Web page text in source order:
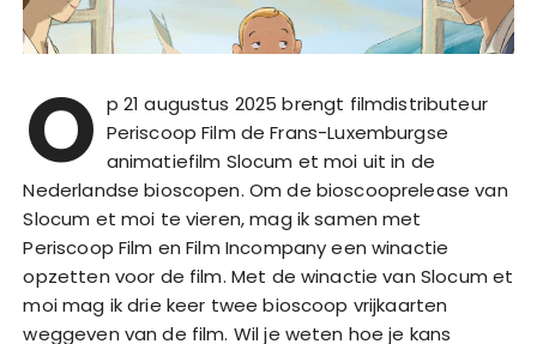
O p 21 augustus 2025 brengt filmdistributeur
Periscoop Film de Frans-Luxemburgse
animatiefilm Slocum et moi uit in de
Nederlandse bioscopen. Om de bioscooprelease van
Slocum et moi te vieren, mag ik samen met
Periscoop Film en Film Incompany een winactie
opzetten voor de film. Met de winactie van Slocum et
moi mag ik drie keer twee bioscoop vrijkaarten
weggeven van de film. Wil je weten hoe je kans